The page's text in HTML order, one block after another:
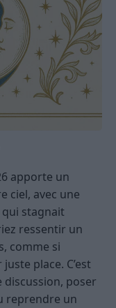
apporte un
ciel, avec une
stagnait
ressentir un
comme si
place. C’est
poser
reprendre un